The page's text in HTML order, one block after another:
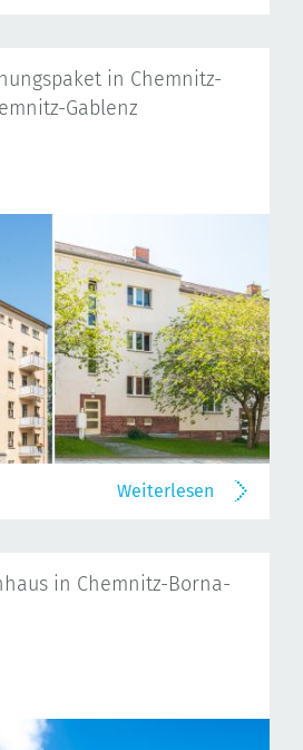
in Chemnitz-
Gablenz
Weiterlesen
in Chemnitz-Borna-